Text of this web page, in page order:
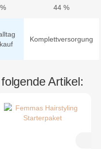
44 %
Komplettversorgung
Artikel: